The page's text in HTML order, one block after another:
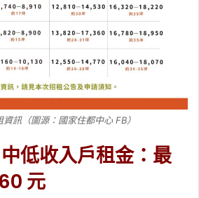
訊（圖源：國家住都中心 FB）
低收入戶租金：最
元